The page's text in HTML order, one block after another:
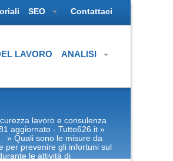
SEO Contattaci
LAVORO ANALISI
lavoro e consulenza
aggiornato - Tutto626.it »
» Quali sono le misure da
per prevenire gli infortuni sul
le attività di